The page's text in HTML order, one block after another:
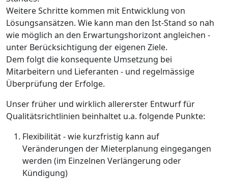
Weitere Schritte kommen mit Entwicklung von
Lösungsansätzen. Wie kann man den Ist-Stand so nah
wie möglich an den Erwartungshorizont angleichen -
unter Berücksichtigung der eigenen Ziele.
Dem folgt die konsequente Umsetzung bei
Mitarbeitern und Lieferanten - und regelmässige
Überprüfung der Erfolge.
Unser früher und wirklich allererster Entwurf für
Qualitätsrichtlinien beinhaltet u.a. folgende Punkte:
Flexibilität - wie kurzfristig kann auf
Veränderungen der Mieterplanung eingegangen
werden (im Einzelnen Verlängerung oder
Kündigung)